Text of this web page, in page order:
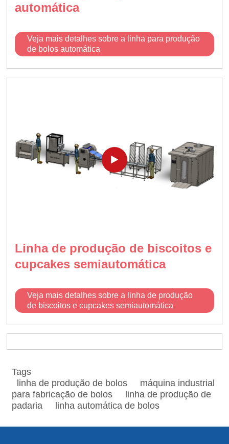
automática
Veja mais detalhes sobre a linha para produção
de bolos automática
Linha de produção de biscoitos e
cupcakes semiautomática
Veja mais detalhes sobre a linha de produção
de biscoitos e cupcakes semiautomática
Tags
linha de produção de bolos
máquina industrial
para fabricação de bolos
linha de produção de
padaria
linha automática de bolos